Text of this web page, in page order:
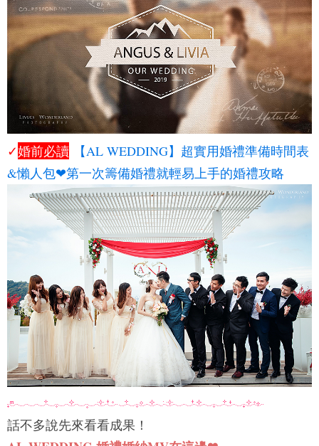
✓婚前必讀
【AL WEDDING】超實用婚禮準備時間表
&懶人包❤第一次籌備婚禮就輕易上手的婚禮攻略
話不多說先來看看成果！